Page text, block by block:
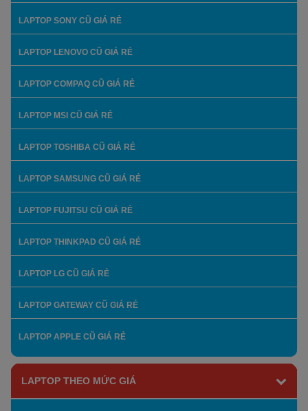
LAPTOP SONY CŨ GIÁ RẺ
LAPTOP LENOVO CŨ GIÁ RẺ
LAPTOP COMPAQ CŨ GIÁ RẺ
LAPTOP MSI CŨ GIÁ RẺ
LAPTOP TOSHIBA CŨ GIÁ RẺ
LAPTOP SAMSUNG CŨ GIÁ RẺ
LAPTOP FUJITSU CŨ GIÁ RẺ
LAPTOP THINKPAD CŨ GIÁ RẺ
LAPTOP LG CŨ GIÁ RẺ
LAPTOP GATEWAY CŨ GIÁ RẺ
LAPTOP APPLE CŨ GIÁ RẺ
LAPTOP THEO MỨC GIÁ